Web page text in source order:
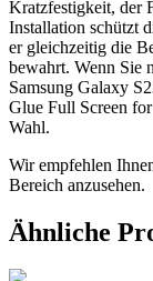
Kratzfestigkeit, der
Installation schützt
er gleichzeitig die
bewahrt. Wenn Sie
Samsung Galaxy
Glue Full Screen
Wahl.
Wir empfehlen
Bereich anzusehen.
Ähnliche